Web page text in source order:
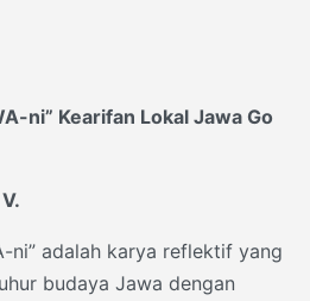
ni” Kearifan Lokal Jawa Go
ni” adalah karya reflektif yang
budaya Jawa dengan